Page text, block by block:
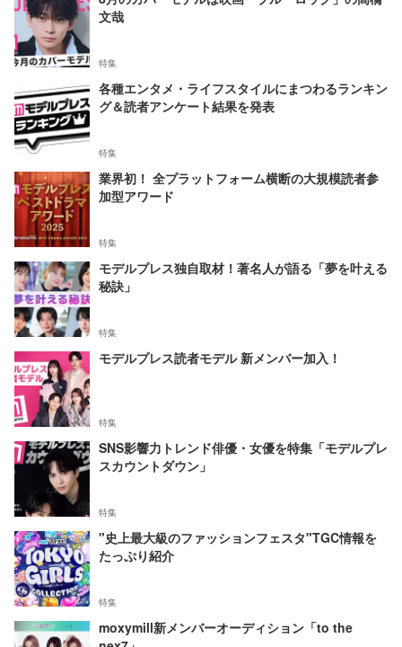
文哉
特集
各種エンタメ・ライフスタイルにまつわるランキン
グ＆読者アンケート結果を発表
特集
業界初！ 全プラットフォーム横断の大規模読者参
加型アワード
特集
モデルプレス独自取材！著名人が語る「夢を叶える
秘訣」
特集
モデルプレス読者モデル 新メンバー加入！
特集
SNS影響力トレンド俳優・女優を特集「モデルプレ
スカウントダウン」
特集
"史上最大級のファッションフェスタ"TGC情報を
たっぷり紹介
特集
moxymill新メンバーオーディション「to the